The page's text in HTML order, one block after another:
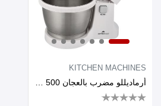
KITCHEN MACHINES